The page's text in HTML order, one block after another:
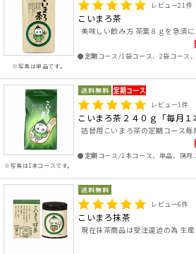
※写真は単品です。
レビュー21件
こいまろ茶
美味しい飲み方 茶葉８ｇを急須
●定期コース/1袋コース、2袋コース
※写真は1本コースです。
レビュー1件
こいまろ茶２４０ｇ「毎月１
詰替用こいまろ茶の定期コース毎
●定期コース/1本コース、単品、隔月
レビュー6件
こいまろ抹茶
現在抹茶商品は受注逼迫の為 生